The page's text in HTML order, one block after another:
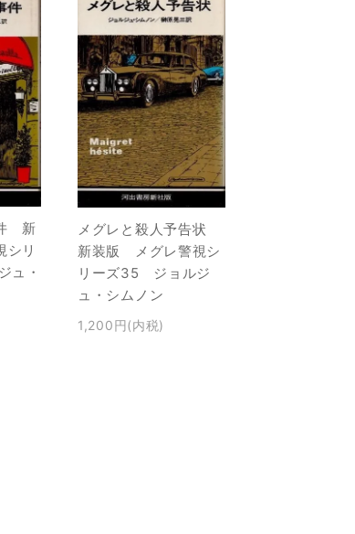
新
リ
ュ・
メグレと殺人予告状
新装版 メグレ警視シ
リーズ35 ジョルジ
ュ・シムノン
1,200円(内税)